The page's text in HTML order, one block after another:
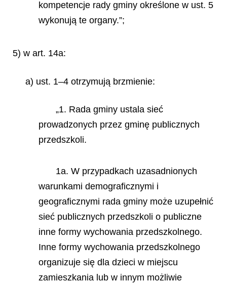
kompetencje rady gminy określone w ust. 5
wykonują te organy.”;
5) w art. 14a:
a) ust. 1–4 otrzymują brzmienie:
„1. Rada gminy ustala sieć
prowadzonych przez gminę publicznych
przedszkoli.
1a. W przypadkach uzasadnionych
warunkami demograficznymi i
geograficznymi rada gminy może uzupełnić
sieć publicznych przedszkoli o publiczne
inne formy wychowania przedszkolnego.
Inne formy wychowania przedszkolnego
organizuje się dla dzieci w miejscu
zamieszkania lub w innym możliwie